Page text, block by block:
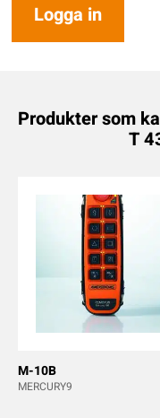
Logga in
Produkter som
T
M-10B
MERCURY9